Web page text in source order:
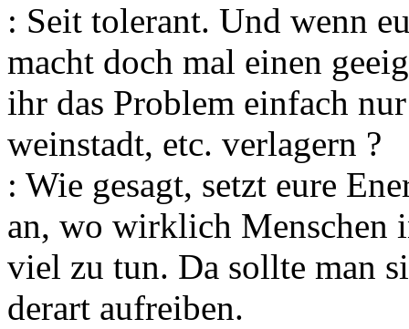
: Seit tolerant. Und wenn
macht doch mal einen
ihr das Problem einfach
weinstadt, etc. verlagern ?
: Wie gesagt, setzt eure
an, wo wirklich Menschen
viel zu tun. Da sollte man
derart aufreiben.